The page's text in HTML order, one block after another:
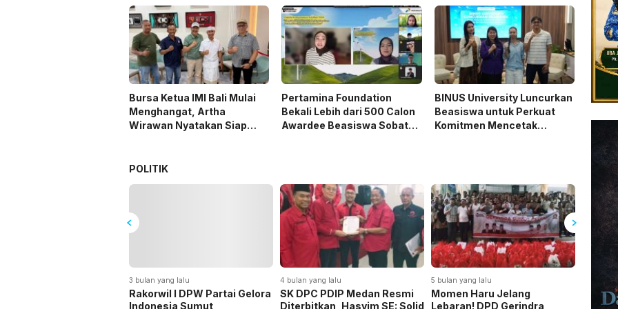
Bursa Ketua IMI Bali Mulai
Menghangat, Artha
Wirawan Nyatakan Siap
Pertamina Foundation
Bekali Lebih dari 500 Calon
Awardee Beasiswa Sobat
BINUS University Luncurkan
Beasiswa untuk Perkuat
Komitmen Mencetak
POLITIK
3 bulan yang lalu
Rakorwil I DPW Partai Gelora
Indonesia Sumut,
4 bulan yang lalu
SK DPC PDIP Medan Resmi
Diterbitkan, Hasyim SE: Solid
5 bulan yang lalu
Momen Haru Jelang
Lebaran! DPD Gerindra
5 bulan
Jelang